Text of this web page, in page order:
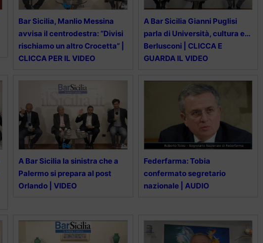
Bar Sicilia, Manlio Messina
avvisa il centrodestra: “Divisi
rischiamo un altro Crocetta” |
CLICCA PER IL VIDEO
A Bar Sicilia Gianni Puglisi
parla di Università, cultura e…
Berlusconi | CLICCA E
GUARDA IL VIDEO
A Bar Sicilia la sinistra che a
Palermo si prepara al post
Orlando | VIDEO
Federfarma: Tobia
confermato segretario
nazionale | AUDIO